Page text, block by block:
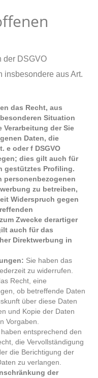
der DSGVO
insbesondere aus Art.
das Recht, aus
Situation
Verarbeitung der Sie
Daten, die
e oder f DSGVO
dies gilt auch für
gestütztes Profiling.
personenbezogenen
zu betreiben,
Widerspruch gegen
Zwecke derartiger
auch für das
Direktwerbung in
Sie haben das
zu widerrufen.
Recht, eine
ob betreffende Daten
über diese Daten
und Kopie der Daten
Vorgaben.
haben entsprechend den
die Vervollständigung
die Berichtigung der
zu verlangen.
der